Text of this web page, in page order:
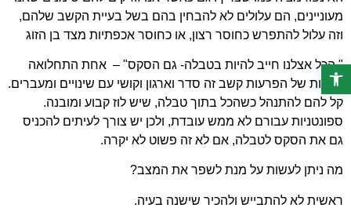
מעוניינים, הם עלולים לא להבחין בהם בשל בעיית הקשב שלהם,
וזה עלול להתפרש כחוסר רצון, או כחוסר אכפתיות מצד בן הזוג
" הכל אצלנו חייב להיות בטבלה- גם הסקס" – אחת התחלואה
הנלוות של הפרעות קשב זה סדר וארגון וקושי עם שינויים ומעברים.
קל להם להתנהל כשהכל בתוך טבלה, שיש לוז קבוע ומובנה.
ספונטניות עבורם לא ממש עובדת, ולכן יש צורך לעיתים להכניס
גם את הסקס לטבלה, אם לא זה פשוט לא יקרה.
מה ניתן לעשות על מנת לשפר את המצב?
ראשית לא להתבייש ולהכיר שישנה בעיה.
פתח סרגל נגישות